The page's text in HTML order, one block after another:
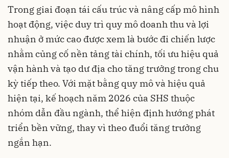
Trong giai đoạn tái cấu trúc và nâng cấp mô hình
hoạt động, việc duy trì quy mô doanh thu và lợi
nhuận ở mức cao được xem là bước đi chiến lược
nhằm củng cố nền tảng tài chính, tối ưu hiệu quả
vận hành và tạo dư địa cho tăng trưởng trong chu
kỳ tiếp theo. Với mặt bằng quy mô và hiệu quả
hiện tại, kế hoạch năm 2026 của SHS thuộc
nhóm dẫn đầu ngành, thể hiện định hướng phát
triển bền vững, thay vì theo đuổi tăng trưởng
ngắn hạn.